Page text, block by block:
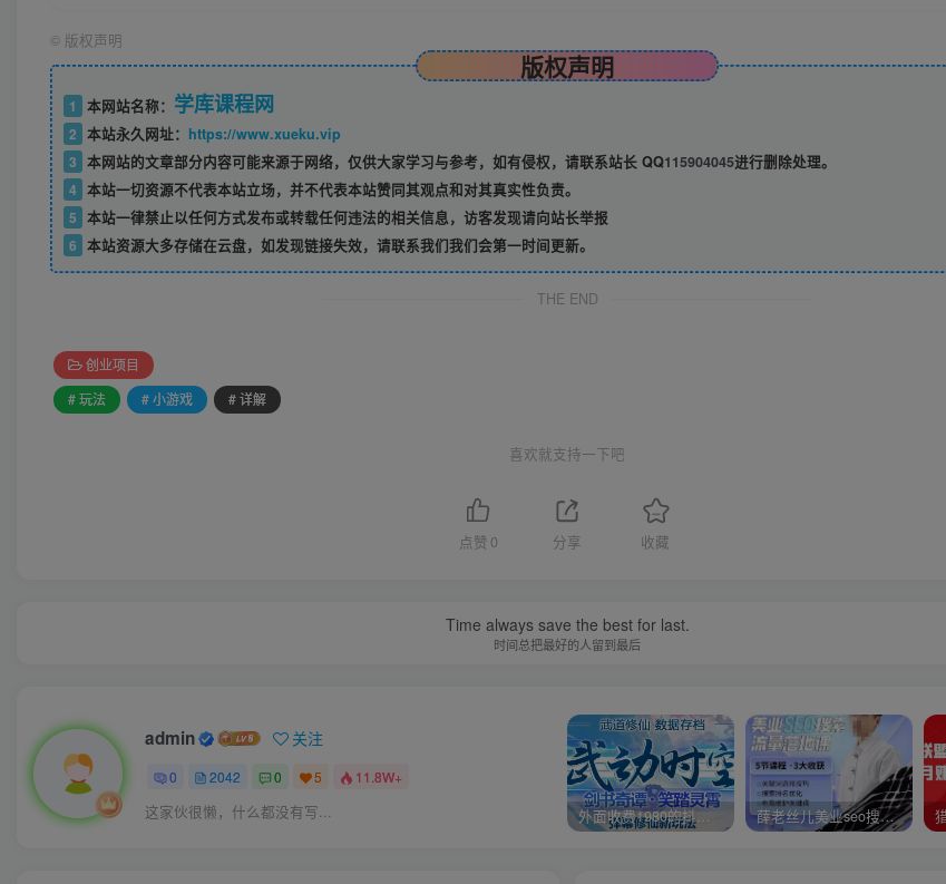
© 版权声明
版权声明
1 本网站名称： 学库课程网
2 本站永久网址： https://www.xueku.vip
3 本网站的文章部分内容可能来源于网络，仅供大家学习与参考，如有侵权，请联系站长 QQ115904045进行删除处理。
4 本站一切资源不代表本站立场，并不代表本站赞同其观点和对其真实性负责。
5 本站一律禁止以任何方式发布或转载任何违法的相关信息，访客发现请向站长举报
6 本站资源大多存储在云盘，如发现链接失效，请联系我们我们会第一时间更新。
THE END
创业项目
# 玩法
# 小游戏 # 详解
喜欢就支持一下吧
点赞 0 分享 收藏
Time always save the best for last.
时间总把最好的人留到最后
admin 关注
0 2042 0 5 11.8W+
这家伙很懒，什么都没有写... 外面收费1980的抖音武动时空直播项目，无需真人出镜，实时互动直播【软件+详细教程】 薛老丝儿美业seo搜索流量落地课，一周暴涨20w粉丝，全干货讲解